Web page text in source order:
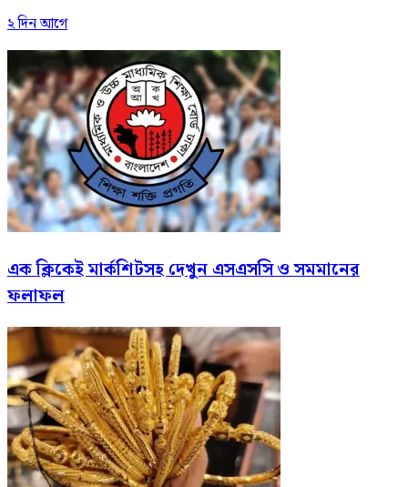
২ দিন আগে
এক ক্লিকেই মার্কশিটসহ দেখুন এসএসসি ও সমমানের
ফলাফল